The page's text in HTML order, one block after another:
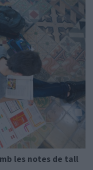
les notes de tall